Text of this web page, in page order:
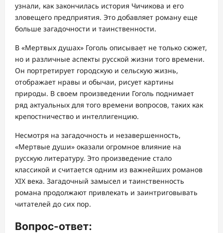
узнали, как закончилась история Чичикова и его
зловещего предприятия. Это добавляет роману еще
больше загадочности и таинственности.
В «Мертвых душах» Гоголь описывает не только сюжет,
но и различные аспекты русской жизни того времени.
Он портретирует городскую и сельскую жизнь,
отображает нравы и обычаи, рисует картины
природы. В своем произведении Гоголь поднимает
ряд актуальных для того времени вопросов, таких как
крепостничество и интеллигенцию.
Несмотря на загадочность и незавершенность,
«Мертвые души» оказали огромное влияние на
русскую литературу. Это произведение стало
классикой и считается одним из важнейших романов
XIX века. Загадочный замысел и таинственность
романа продолжают привлекать и заинтриговывать
читателей до сих пор.
Вопрос-ответ: